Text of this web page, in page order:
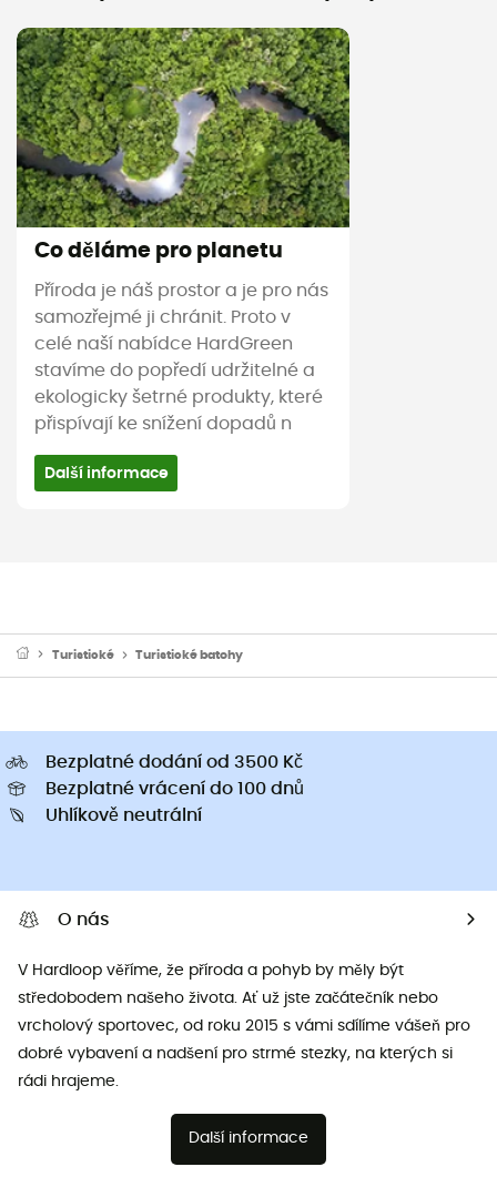
Co děláme pro planetu
Příroda je náš prostor a je pro nás
samozřejmé ji chránit. Proto v
celé naší nabídce HardGreen
stavíme do popředí udržitelné a
ekologicky šetrné produkty, které
přispívají ke snížení dopadů n
Další informace
Turistické Turistické batohy
Bezplatné dodání od 3500 Kč
Bezplatné vrácení do 100 dnů
Uhlíkově neutrální
O nás
V Hardloop věříme, že příroda a pohyb by měly být
středobodem našeho života. Ať už jste začátečník nebo
vrcholový sportovec, od roku 2015 s vámi sdílíme vášeň pro
dobré vybavení a nadšení pro strmé stezky, na kterých si
rádi hrajeme.
Další informace